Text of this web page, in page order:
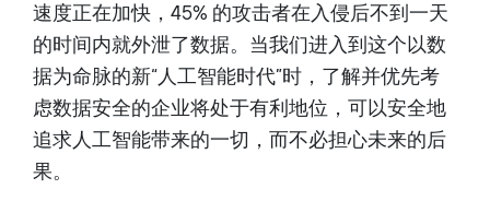
速度正在加快，45% 的攻击者在入侵后不到一天
的时间内就外泄了数据。当我们进入到这个以数
据为命脉的新“人工智能时代”时，了解并优先考
虑数据安全的企业将处于有利地位，可以安全地
追求人工智能带来的一切，而不必担心未来的后
果。